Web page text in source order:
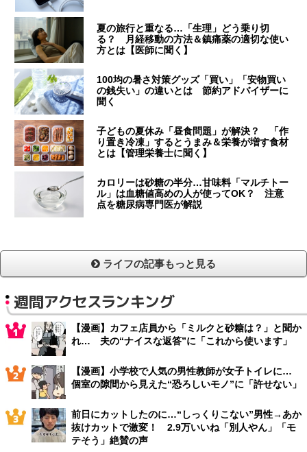
夏の旅行と重なる…「生理」どう乗り切
る？ 月経移動の方法＆鎮痛薬の適切な使い
方とは【医師に聞く】
100均の暑さ対策グッズ「買い」「安物買い
の銭失い」の違いとは 節約アドバイザーに
聞く
子どもの夏休み「昼食問題」が解決？ 「作
り置き冷凍」するとうまみ＆栄養が増す食材
とは【管理栄養士に聞く】
カロリーは砂糖の半分…甘味料「マルチトー
ル」は血糖値高めの人が使ってOK？ 注意
点を糖尿病専門医が解説
ライフの記事もっと見る
週間アクセスランキング
【漫画】カフェ店員から「ミルクと砂糖は？」と聞か
れ… 夫の“ナイスな返答”に「これから使います」
【漫画】小学校で人気の男性教師が女子トイレに…
個室の隙間から見えた“恐ろしいモノ”に「許せない」
前日にカットしたのに…“しっくりこない”男性→あか
抜けカットで激変！ 2.9万いいね「別人やん」「モ
テそう」絶賛の声